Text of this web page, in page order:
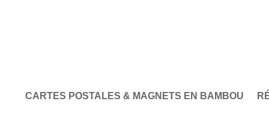
CARTES POSTALES & MAGNETS EN BAMBOU